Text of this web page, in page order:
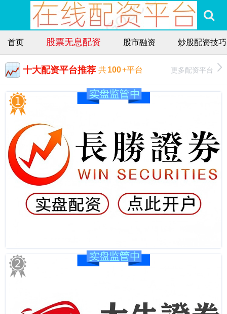
首页 股票无息配资 股市融资 炒股配资技巧
十大配资平台推荐 共100+平台 更多配资平台